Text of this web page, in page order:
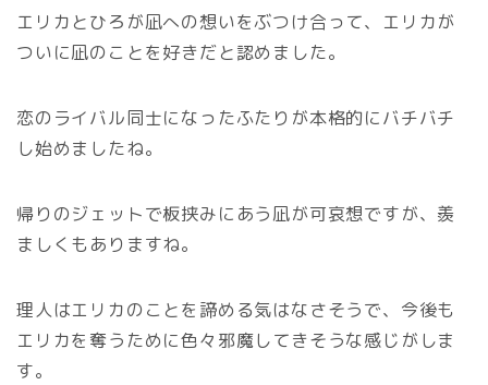
エリカとひろが凪への想いをぶつけ合って、エリカが
ついに凪のことを好きだと認めました。
恋のライバル同士になったふたりが本格的にバチバチ
し始めましたね。
帰りのジェットで板挟みにあう凪が可哀想ですが、羨
ましくもありますね。
理人はエリカのことを諦める気はなさそうで、今後も
エリカを奪うために色々邪魔してきそうな感じがしま
す。